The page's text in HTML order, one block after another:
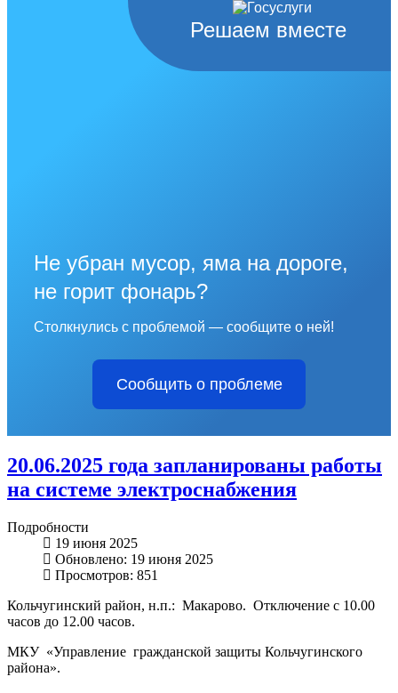
Решаем вместе
Не убран мусор, яма на дороге,
не горит фонарь?
Столкнулись с проблемой — сообщите о ней!
Сообщить о проблеме
20.06.2025 года запланированы работы
на системе электроснабжения
Подробности
19 июня 2025
Обновлено: 19 июня 2025
Просмотров: 851
Кольчугинский район, н.п.: Макарово. Отключение с 10.00
часов до 12.00 часов.
МКУ «Управление гражданской защиты Кольчугинского
района».